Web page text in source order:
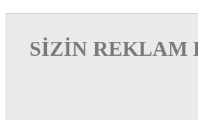
SİZİN REKLAM